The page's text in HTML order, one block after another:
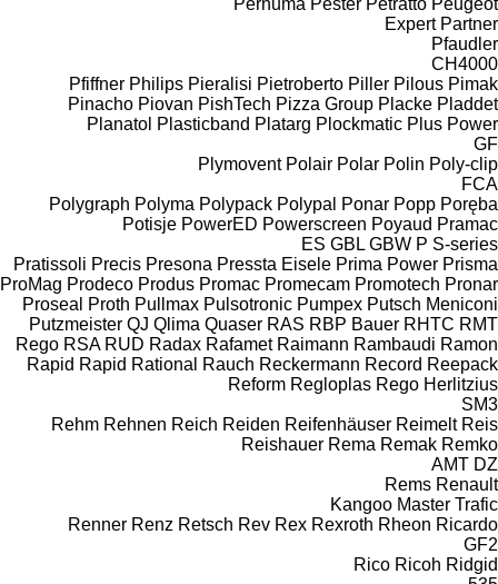
Expert Partner
Pfaudler
CH4000
Pfiffner Philips Pieralisi Pietroberto Piller Pilous Pimak
Pinacho Piovan PishTech Pizza Group Placke Pladdet
Planatol Plasticband Platarg Plockmatic Plus Power
GF
Plymovent Polair Polar Polin Poly-clip
FCA
Polygraph Polyma Polypack Polypal Ponar Popp Poręba
Potisje PowerED Powerscreen Poyaud Pramac
ES GBL GBW P S-series
Pratissoli Precis Presona Pressta Eisele Prima Power Prisma
ProMag Prodeco Produs Promac Promecam Promotech Pronar
Proseal
Proth Pullmax Pulsotronic Pumpex Putsch Meniconi
Putzmeister QJ Qlima Quaser RAS RBP Bauer RHTC RMT
Rego RSA RUD Radax Rafamet Raimann Rambaudi Ramon
Rapid Rapid Rational Rauch Reckermann Record Reepack
Reform Regloplas Rego Herlitzius
SM3
Rehm Rehnen Reich Reiden Reifenhäuser Reimelt Reis
Reishauer Rema Remak Remko
AMT DZ
Rems Renault
Kangoo Master Trafic
Renner Renz Retsch Rev Rex Rexroth Rheon Ricardo
GF2
Rico Ricoh Ridgid